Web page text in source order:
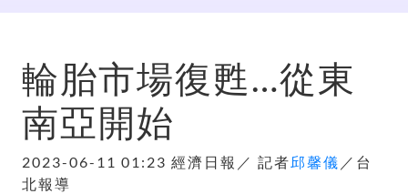
輪胎市場復甦…從東
南亞開始
2023-06-11 01:23 經濟日報／ 記者邱馨儀 ／台
北報導